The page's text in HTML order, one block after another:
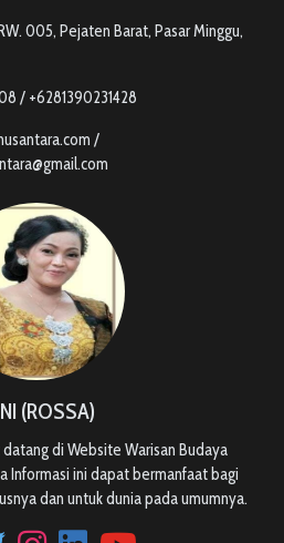
005, Pejaten Barat, Pasar Minggu,
/ +6281390231428
/
(ROSSA)
di Website Warisan Budaya
Informasi ini dapat bermanfaat bagi
dan untuk dunia pada umumnya.